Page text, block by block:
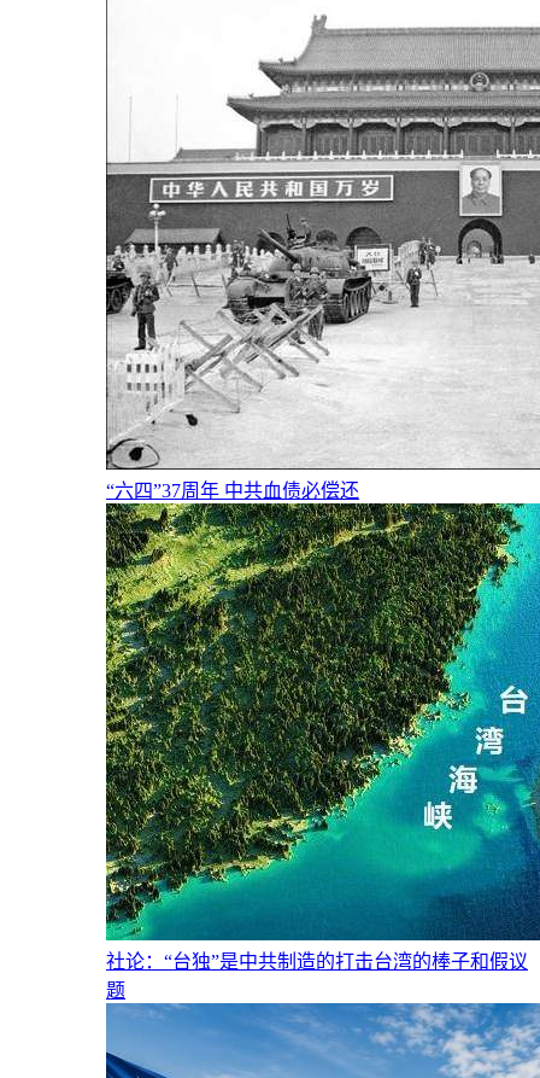
“六四”37周年 中共血债必偿还
社论：“台独”是中共制造的打击台湾的棒子和假议
题